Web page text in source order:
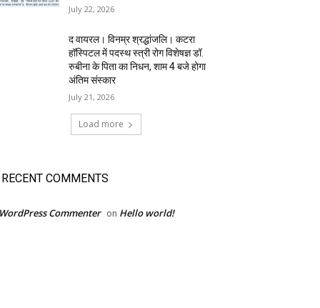
July 22, 2026
द वायरल। विनम्र श्रद्धांजलि। कटरा
हॉस्पिटल में पदस्थ स्त्री रोग विशेषज्ञ डॉ.
रुबीना के पिता का निधन, शाम 4 बजे होगा
अंतिम संस्कार
July 21, 2026
Load more
RECENT COMMENTS
Commenter on Hello world!